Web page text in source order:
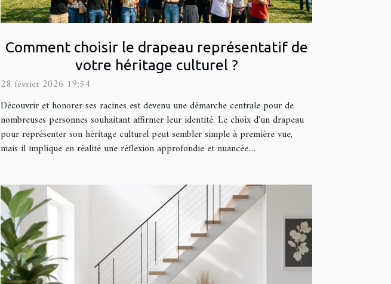
Comment choisir le drapeau représentatif de
votre héritage culturel ?
28 février 2026 19:54
Découvrir et honorer ses racines est devenu une démarche centrale pour de
nombreuses personnes souhaitant affirmer leur identité. Le choix d'un drapeau
pour représenter son héritage culturel peut sembler simple à première vue,
mais il implique en réalité une réflexion approfondie et nuancée....